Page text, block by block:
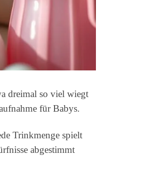
dreimal so viel wiegt
für Babys.
Trinkmenge spielt
abgestimmt